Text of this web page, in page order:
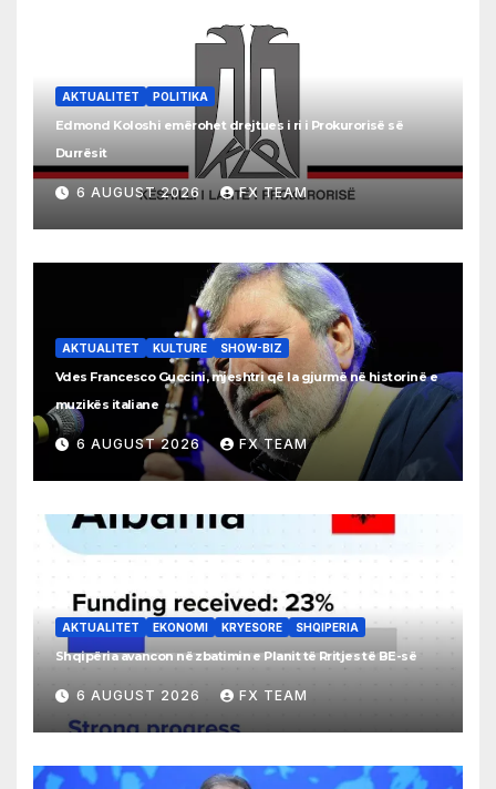
AKTUALITET POLITIKA
Edmond Koloshi emërohet drejtues i ri i Prokurorisë së
Durrësit
6 AUGUST 2026 FX TEAM
AKTUALITET KULTURE SHOW-BIZ
Vdes Francesco Guccini, mjeshtri që la gjurmë në historinë e
muzikës italiane
6 AUGUST 2026 FX TEAM
AKTUALITET EKONOMI KRYESORE SHQIPERIA
Shqipëria avancon në zbatimin e Planit të Rritjes të BE-së
6 AUGUST 2026 FX TEAM